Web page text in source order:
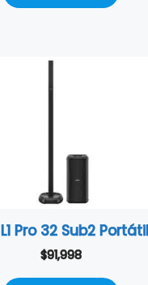
Pro 32 Sub2
$91,998